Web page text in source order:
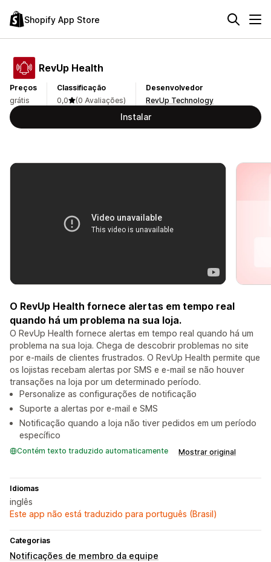
Shopify App Store
RevUp Health
Preços
grátis
Classificação
0,0
(0 Avaliações)
Desenvolvedor
RevUp Technology
Instalar
O RevUp Health fornece alertas em tempo real
quando há um problema na sua loja.
O RevUp Health fornece alertas em tempo real quando há um
problema na sua loja. Chega de descobrir problemas no site
por e-mails de clientes frustrados. O RevUp Health permite que
os lojistas recebam alertas por SMS e e-mail se não houver
transações na loja por um determinado período.
Personalize as configurações de notificação
Suporte a alertas por e-mail e SMS
Notificação quando a loja não tiver pedidos em um período
específico
Contém texto traduzido automaticamente Mostrar original
Idiomas
inglês
Este app não está traduzido para português (Brasil)
Categorias
Notificações de membro da equipe